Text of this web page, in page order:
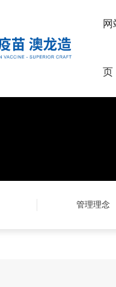
网
页
管理理念